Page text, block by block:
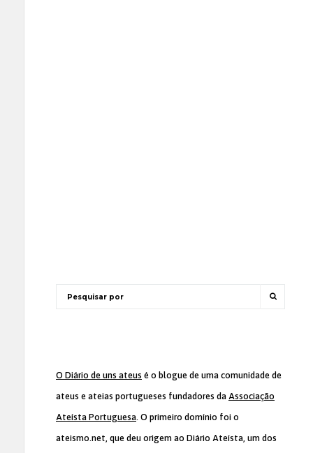
O Diário de uns ateus é o blogue de uma comunidade de
ateus e ateias portugueses fundadores da Associação
Ateísta Portuguesa. O primeiro domínio foi o
ateismo.net, que deu origem ao Diário Ateísta, um dos